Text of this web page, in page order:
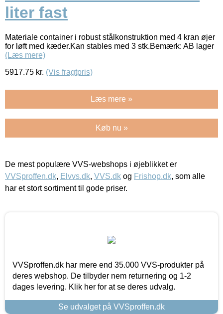
liter fast
Materiale container i robust stålkonstruktion med 4 kran øjer
for løft med kæder.Kan stables med 3 stk.Bemærk: AB lager
(Læs mere)
5917.75 kr. (Vis fragtpris)
Læs mere »
Køb nu »
De mest populære VVS-webshops i øjeblikket er
VVSproffen.dk, Elvvs.dk, VVS.dk og Frishop.dk, som alle
har et stort sortiment til gode priser.
VVSproffen.dk har mere end 35.000 VVS-produkter på
deres webshop. De tilbyder nem returnering og 1-2
dages levering. Klik her for at se deres udvalg.
Se udvalget på VVSproffen.dk